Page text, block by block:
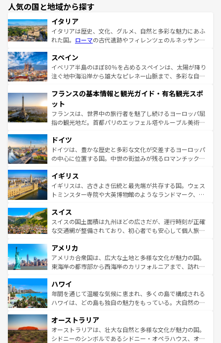
人気の国と地域から探す
イタリア
イタリアは歴史、文化、グルメ、自然と多彩な魅力にあふ
れた国。 ローマの古代遺跡やフィレンツェのルネッサンス
ろん、トスカーナの美しい田園風景やアマルフィ海岸の絶
景など、自然景観も見逃せない。観光の合間には、本場の
ピザやパスタなど、絶品のイタリア料理を堪能することも
ませてくれるイタリアで、忘れられない旅をしてみよう！
なお、新着のイタリア情報は
しい。
スペイン
イベリア半島のほぼ80％を占めるスペインは、太陽が降り
注ぐ地中海沿岸から雄大なピレネー山脈まで、多彩な自然
文化が根付くこの国では、情熱的なフラメンコ、熱気あふ
れる闘牛、そして美味しいタパスが生活の一部となってい
る。首都マドリードの洗練された雰囲気や、バルセロナの
アートに溢れた街角から、地方では古代ローマ遺跡や中世
せる。地方によって風土や気候が異なるスペインはその個
性で訪れる人を魅了する。 なお、新着のスペイン情報は コ
ンテンツ一覧を参照してほしい。
フランスの基本情報と観光ガイド・有名観光スポ
ット
フランスは、世界中の旅行者を魅了し続けるヨーロッパ屈
指の観光地だ。首都パリのエッフェル塔やルーブル美術館
で、幅広い魅力が詰まっている。華麗な宮殿、歴史的な大
聖堂、美しいビーチ、そして豊かな自然が、訪れる者を心
から魅了する。また、フランスは美食の国としても知ら
いる。シャンパンの発祥地であるランス、プロヴァンスの
香り高いラベンダー畑など、多彩な楽しみ方が可能だ。さ
らに、パリ以外の地域にも魅力が溢れており、どの街角に
れる地方に足を運ぶとそれぞれで全く異なる文化を体験で
きるだろう。 なお、新着のフランス情報はコンテンツ一覧
を参照してほしい。
ドイツ
ドイツは、豊かな歴史と多彩な文化が交差するヨーロッパ
の中心に位置する国。中世の街並みが残るロマンチック街
顔を持つこの国は、どこを歩いても飽きることがない。ベ
ルリンの文化的活気、バイエルン州のアルプスの絶景、そ
してライン川沿いのワイン畑といった風景は必見。ビール
は、お酒好きな人にはぜひ体験してほしい。 なお、新着の
ドイツ情報はコンテンツ一覧を参照してほしい。
イギリス
イギリスは、古きよき伝統と最先端が共存する国。ウェス
トミンスター寺院や大英博物館のようなランドマーク、歴
リアごとに異なる魅力がある。また、優雅なアフタヌーン
ティー、ビール好きにはたまらない英国パブ、サッカー観
戦など、本場だからこそできる体験も豊富。イギリスを旅
ンツ一覧を参照してほしい。
スイス
スイスの国土面積は九州ほどの広さだが、運行時刻が正確
な交通網が整備されており、初心者でも安心して個人旅行
の建物がそのまま残る町や、スイスならではのユニークな
博物館もあり、アルプス観光だけでなく町歩きも満喫する
ことができる。国民の所得が高いため物価も高いが、旅行
ば市内交通費無料で観光を楽しむこともできる。 なお、新
着のスイス情報はコンテンツ一覧 を参照してほしい。
アメリカ
アメリカ合衆国は、広大な土地と多様な文化が魅力の国。
東海岸の都市部から西海岸のカリフォルニアまで、訪れる
のような巨大都市は、観光、ショッピング、エンターテイ
ンメントが詰まった刺激的なスポットだ。一方、アメリカ
西部には大自然が広がり、グランドキャニオンやイエロー
部のニューオーリンズでは、音楽と美食が融合した独特の
文化が魅力。旅行者はアメリカの各地域で異なる魅力を楽
しみながら、その多様性と豊かな歴史を感じることができ
ハワイ
年間を通じて温暖な気候に恵まれ、多くの島で構成される
ハワイは、どの島も独自の魅力をもっている。大自然の神
ワイ島は見逃せない。また、定番の観光地といえばオアフ
島だが、静かな自然を求めるならマウイ島やカウアイ島が
おすすめ。エメラルドグリーンに輝く海をはじめ、豊かな
オーストラリア
オーストラリアは、壮大な自然と多様な文化が魅力の国。
シドニーのシンボルであるシドニー・オペラハウス、オー